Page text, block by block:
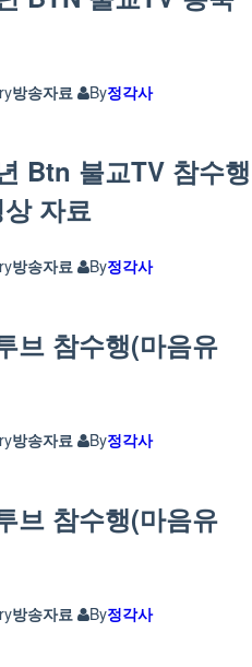
방송자료 By정각사
Btn 불교TV 참수행
자료
방송자료 By정각사
브 참수행(마음유
방송자료 By정각사
브 참수행(마음유
방송자료 By정각사